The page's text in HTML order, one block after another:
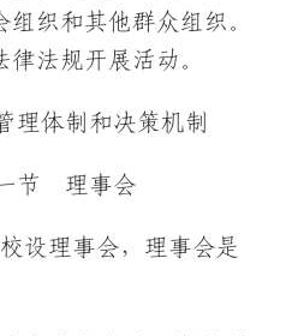
织和其他群众组织。
法规开展活动。
体制和决策机制
节 理事会
设理事会，理事会是